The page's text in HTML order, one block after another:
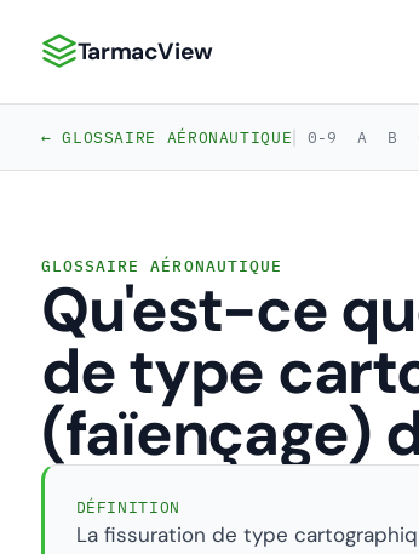
TarmacView : Analyses aéronautiques
TarmacView
← GLOSSAIRE AÉRONAUTIQUE| 0-9 A B
GLOSSAIRE AÉRONAUTIQUE
Qu'est-ce
de type
(faïençage)
DÉFINITION
La fissuration de type